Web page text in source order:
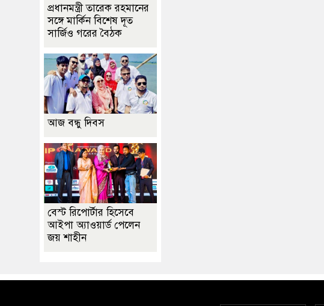
প্রধানমন্ত্রী তারেক রহমানের
সঙ্গে মার্কিন বিশেষ দূত
সার্জিও গরের বৈঠক
আজ বন্ধু দিবস
বেস্ট রিপোর্টার হিসেবে
আইপা অ্যাওয়ার্ড পেলেন
জয় শাহীন